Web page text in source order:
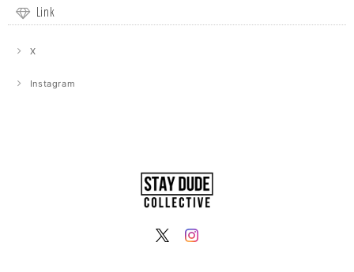
Link
X
Instagram